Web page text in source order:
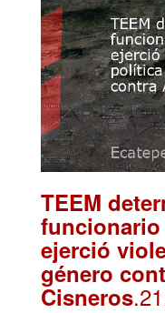
TEEM
funcionario
ejerció
género
Cisneros